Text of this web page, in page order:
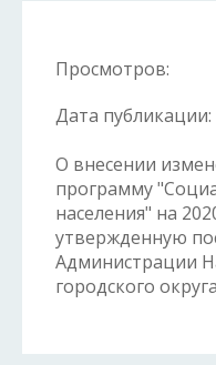
Просмотров:
Дата публикации:
О внесении
программу
населения" на
утвержденную
Администрации
городского